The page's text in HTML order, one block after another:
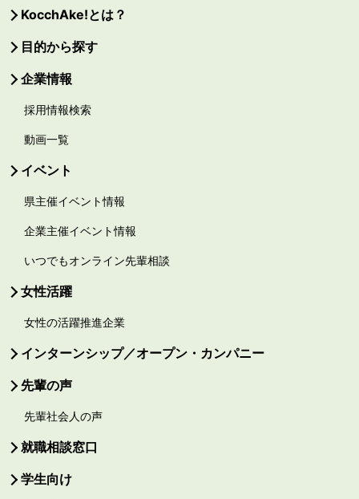
KocchAke!とは？
目的から探す
企業情報
採用情報検索
動画一覧
イベント
県主催イベント情報
企業主催イベント情報
いつでもオンライン先輩相談
女性活躍
女性の活躍推進企業
インターンシップ／オープン・カンパニー
先輩の声
先輩社会人の声
就職相談窓口
学生向け